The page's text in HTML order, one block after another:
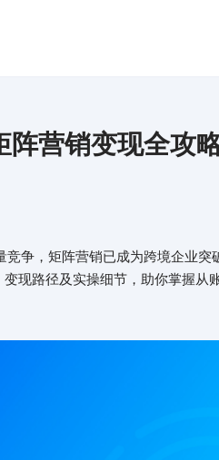
营销变现全攻
争，矩阵营销已成为跨境企业突
现路径及实操细节，助你掌握从